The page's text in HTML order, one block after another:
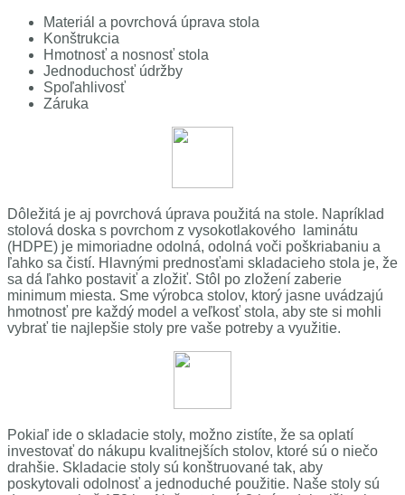
Materiál a povrchová úprava stola
Konštrukcia
Hmotnosť a nosnosť stola
Jednoduchosť údržby
Spoľahlivosť
Záruka
Dôležitá je aj povrchová úprava použitá na stole. Napríklad
stolová doska s povrchom z vysokotlakového laminátu
(HDPE) je mimoriadne odolná, odolná voči poškriabaniu a
ľahko sa čistí. Hlavnými prednosťami skladacieho stola je, že
sa dá ľahko postaviť a zložiť. Stôl po zložení zaberie
minimum miesta. Sme výrobca stolov, ktorý jasne uvádzajú
hmotnosť pre každý model a veľkosť stola, aby ste si mohli
vybrať tie najlepšie stoly pre vaše potreby a využitie.
Pokiaľ ide o skladacie stoly, možno zistíte, že sa oplatí
investovať do nákupu kvalitnejších stolov, ktoré sú o niečo
drahšie. Skladacie stoly sú konštruované tak, aby
poskytovali odolnosť a jednoduché použitie. Naše stoly sú